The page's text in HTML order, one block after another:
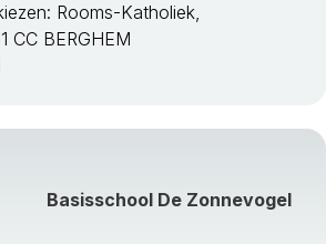
Rooms-Katholiek,
CC BERGHEM
Basisschool De Zonnevogel